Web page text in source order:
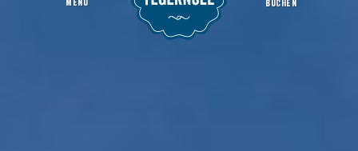
Kath. Kirche Sankt Leonhard
MENU BUCHEN